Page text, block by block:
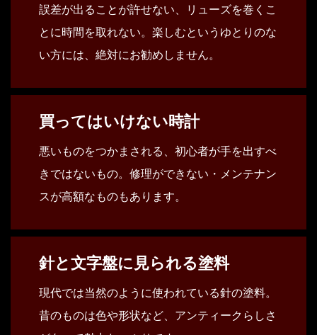
誤差が出ることが許せない、リューズを巻くこ
とに時間を取れない。楽しむというゆとりのな
い方には、絶対にお勧めしません。
買ってはいけない時計
悪いものをつかまされる、初心者が手を出すべ
きではないもの。修理ができない・メンテナン
スが高額なものもあります。
針と文字盤に見られる塗料
現代では当然のように使われている針の塗料。
昔のものは色や形状など、アンティークらしさ